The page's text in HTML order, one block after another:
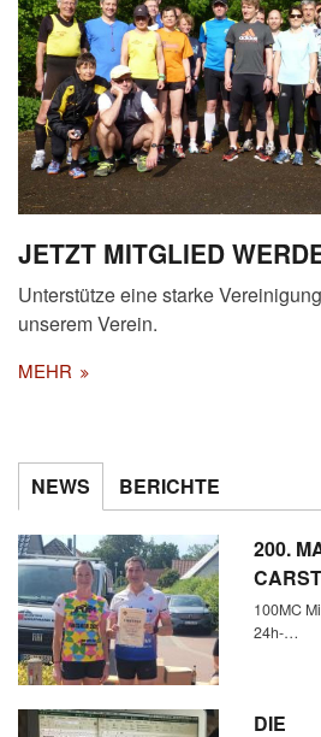
JETZT MITGLIED
Unterstütze eine starke
unserem Verein.
MEHR
NEWS BERICHTE
200.
100MC
24h-…
DIE